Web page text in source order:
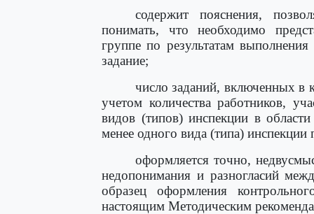
содержит пояснения,
понимать, что необходимо
группе по результатам
задание;
число заданий, включенных в
учетом количества работников,
видов (типов) инспекции в
менее одного вида (типа)
оформляется точно,
недопонимания и разногласий
образец оформления
настоящим Методическим